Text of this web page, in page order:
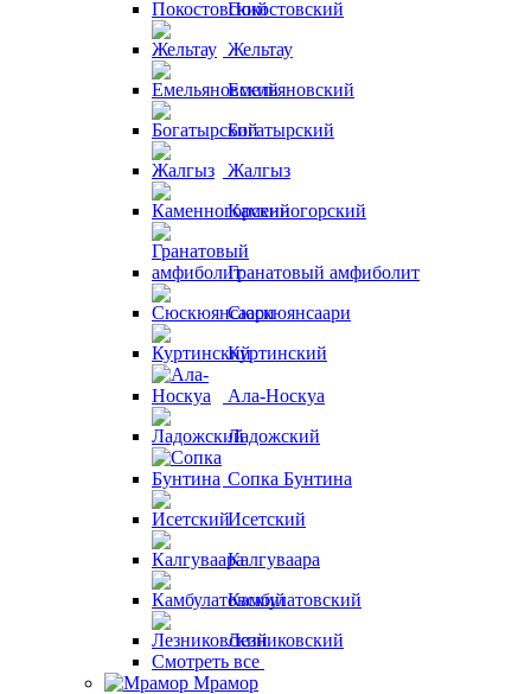
Покостовский
Жельтау
Емельяновский
Богатырский
Жалгыз
Каменногорский
Гранатовый амфиболит
Сюскюянсаари
Куртинский
Ала-Носкуа
Ладожский
Сопка Бунтина
Исетский
Калгуваара
Камбулатовский
Лезниковский
Смотреть все
Мрамор